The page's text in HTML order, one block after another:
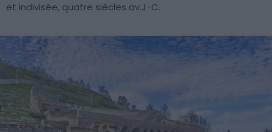
et indivisée, quatre siècles av.J-C.